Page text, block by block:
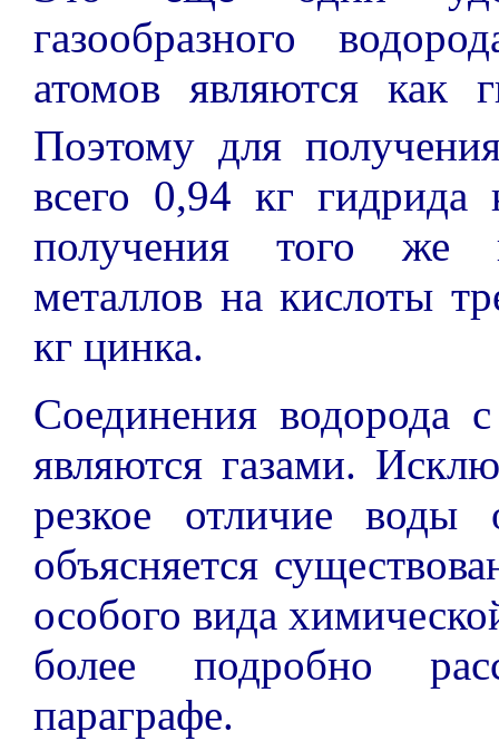
газообразного
атомов являются как
Поэтому для
всего 0,94 кг
получения того же
металлов на кислоты
кг цинка.
Соединения водорода
являются газами.
резкое отличие
объясняется
особого вида
более подробно
параграфе.